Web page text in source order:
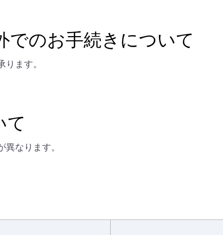
でのお手続きについて
ります。
て
なります。